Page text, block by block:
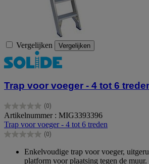
Vergelijken Vergelijken
Trap voor voeger - 4 tot 6
(0)
0.0
van
de
5
Artikelnummer : MIG3393396
Trap voor voeger - 4 tot 6 treden
(0)
0.0
Enkelvoudige trap voor voeger,
platform voor plaatsing tegen de muur.